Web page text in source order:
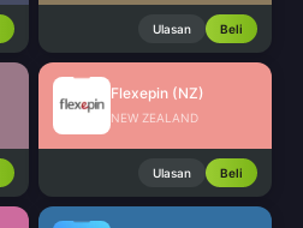
Ulasan Beli
Flexepin (NZ)
NEW ZEALAND
Ulasan Beli